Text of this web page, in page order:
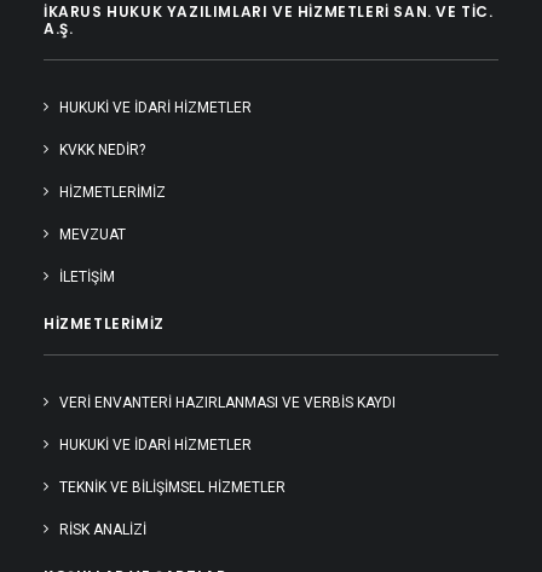
İKARUS HUKUK YAZILIMLARI VE HIZMETLERI SAN. VE TIC.
A.Ş.
HUKUKI VE İDARI HIZMETLER
KVKK NEDİR?
HIZMETLERIMIZ
MEVZUAT
İLETIŞIM
HIZMETLERIMIZ
VERİ ENVANTERİ HAZIRLANMASI VE VERBİS KAYDI
HUKUKİ VE İDARİ HİZMETLER
TEKNİK VE BİLİŞİMSEL HİZMETLER
RİSK ANALİZİ